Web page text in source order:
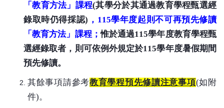
「教育方法」課程(其學分於其通過教育學程甄選經
錄取時仍得採認) ， 115學年度起則不可再預先修讀
「教育方法」課程；惟於通過115學年度教育學程甄
選經錄取者，則可依例外規定於115學年度暑假期間
預先修讀。
其餘事項請參考教育學程預先修讀注意事項(如附
件)。